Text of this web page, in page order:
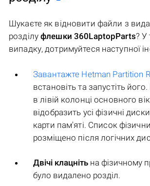
Шукаєте як відновити файли з
розділуфлешки 360LaptopParts? У
випадку, дотримуйтеся наступної
Завантажте Hetman Partition
встановіть та запустіть
в лівій колонці основного
відобразить усі фізичні
карти пам'яті. Список
розміщено після логічних
Двічі клацніть на фізичному
було видалено розділ.